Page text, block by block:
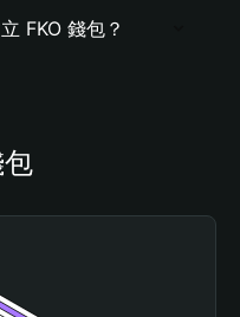
FKO 錢包？